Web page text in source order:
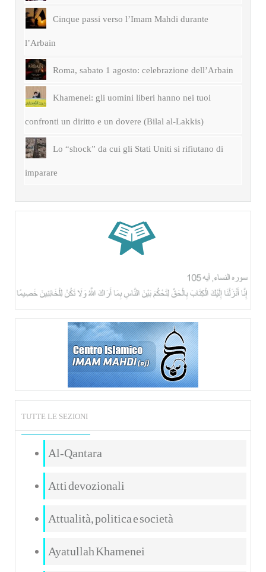
Cinque passi verso l’Imam Mahdi durante
l’Arbain
Roma, sabato 1 agosto: celebrazione dell’Arbain
Khamenei: gli uomini liberi hanno nei tuoi
confronti un diritto e un dovere (Bilal al-Lakkis)
Lo “shock” da cui gli Stati Uniti si rifiutano di
imparare
TUTTE LE SEZIONI
Al-Qantara
Atti devozionali
Attualità, politica e società
Ayatullah Khamenei